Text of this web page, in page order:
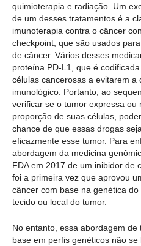
quimioterapia e radiação. Um
de um desses tratamentos é a
imunoterapia contra o câncer
checkpoint, que são usados
de câncer. Vários desses
proteína PD-L1, que é
células cancerosas a evitarem a
imunológico. Portanto, ao
verificar se o tumor expressa ou
proporção de suas células,
chance de que essas drogas
eficazmente esse tumor. Para
abordagem da medicina
FDA em 2017 de um inibidor de
foi a primeira vez que aprovou
câncer com base na genética
tecido ou local do tumor.
No entanto, essa abordagem
base em perfis genéticos não